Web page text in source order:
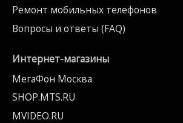
Ремонт мобильных телефонов
Вопросы и ответы (FAQ)
Интернет-магазины
МегаФон Москва
SHOP.MTS.RU
MVIDEO.RU